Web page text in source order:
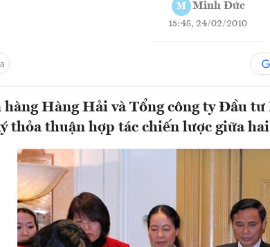
M Minh Đức
15:48, 24/02/2010
hàng Hàng Hải và Tổng công ty Đầu
thỏa thuận hợp tác chiến lược giữa